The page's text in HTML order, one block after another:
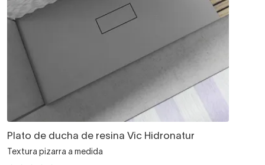
Plato de ducha de resina Vic Hidronatur
Textura pizarra a medida